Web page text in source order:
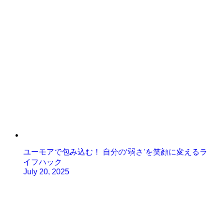
ユーモアで包み込む！ 自分の‘弱さ’を笑顔に変えるラ
イフハック
July 20, 2025